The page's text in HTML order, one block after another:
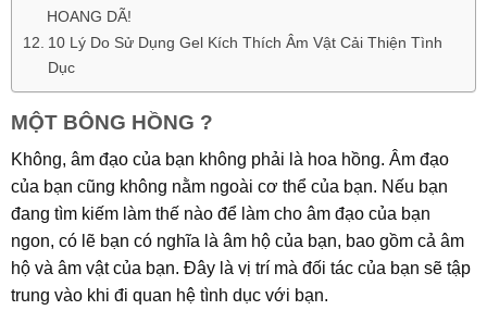
HOANG DÃ!
10 Lý Do Sử Dụng Gel Kích Thích Âm Vật Cải Thiện Tình
Dục
MỘT BÔNG HỒNG ?
Không, âm đạo của bạn không phải là hoa hồng. Âm đạo
của bạn cũng không nằm ngoài cơ thể của bạn. Nếu bạn
đang tìm kiếm làm thế nào để làm cho âm đạo của bạn
ngon, có lẽ bạn có nghĩa là âm hộ của bạn, bao gồm cả âm
hộ và âm vật của bạn. Đây là vị trí mà đối tác của bạn sẽ tập
trung vào khi đi quan hệ tình dục với bạn.